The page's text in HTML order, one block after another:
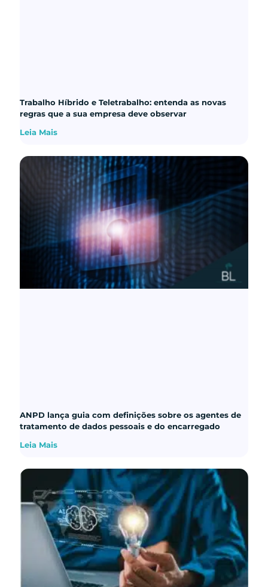
Trabalho Híbrido e Teletrabalho: entenda as novas
regras que a sua empresa deve observar
Leia Mais
ANPD lança guia com definições sobre os agentes de
tratamento de dados pessoais e do encarregado
Leia Mais